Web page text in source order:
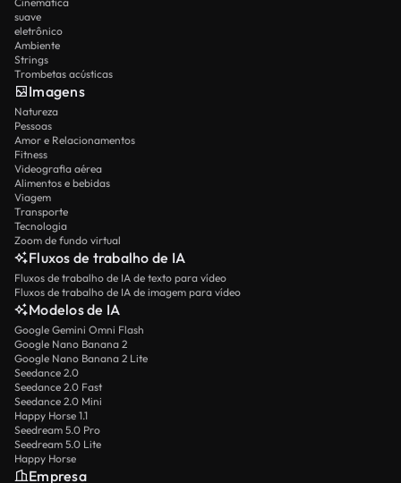
suave
eletrônico
Ambiente
Strings
Trombetas acústicas
Imagens
Natureza
Pessoas
Amor e Relacionamentos
Fitness
Videografia aérea
Alimentos e bebidas
Viagem
Transporte
Tecnologia
Zoom de fundo virtual
Fluxos de trabalho de IA
Fluxos de trabalho de IA de texto para vídeo
Fluxos de trabalho de IA de imagem para vídeo
Modelos de IA
Google Gemini Omni Flash
Google Nano Banana 2
Google Nano Banana 2 Lite
Seedance 2.0
Seedance 2.0 Fast
Seedance 2.0 Mini
Happy Horse 1.1
Seedream 5.0 Pro
Seedream 5.0 Lite
Happy Horse
Empresa